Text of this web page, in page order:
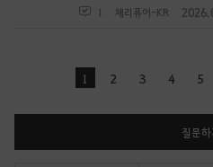
1 체리퓨어-KR
1 2 3 4 5l
s
t
질문하